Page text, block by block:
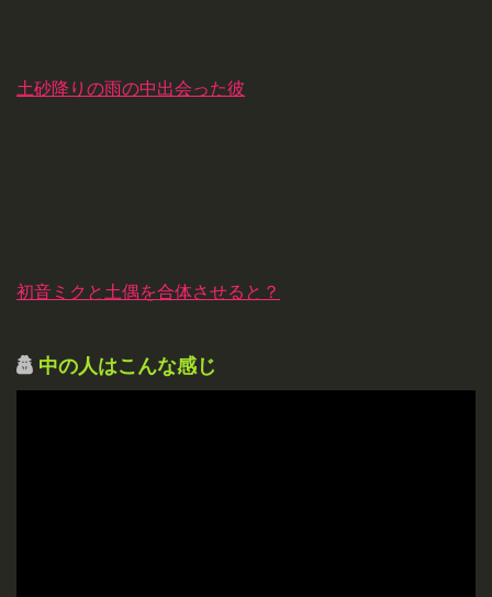
土砂降りの雨の中出会った彼
初音ミクと土偶を合体させると？
中の人はこんな感じ